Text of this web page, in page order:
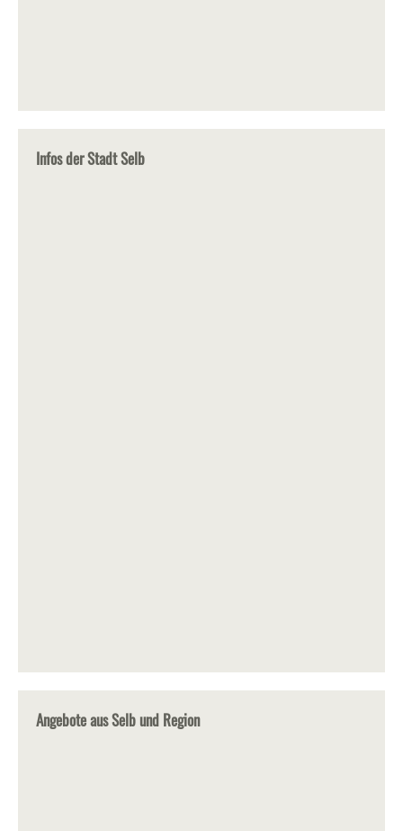
Infos der Stadt Selb
Angebote aus Selb und Region